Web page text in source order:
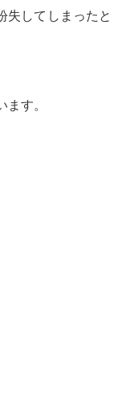
失してしまったと
す。